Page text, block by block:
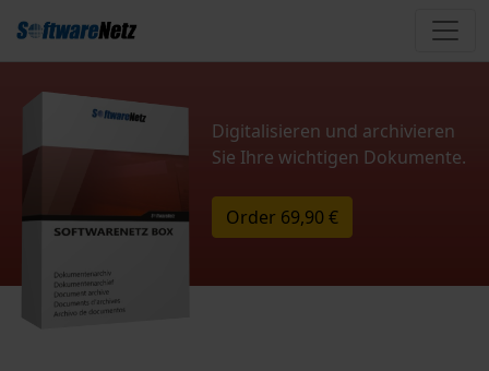
Digitalisieren und archivieren
Sie Ihre wichtigen Dokumente.
Order 69,90 €